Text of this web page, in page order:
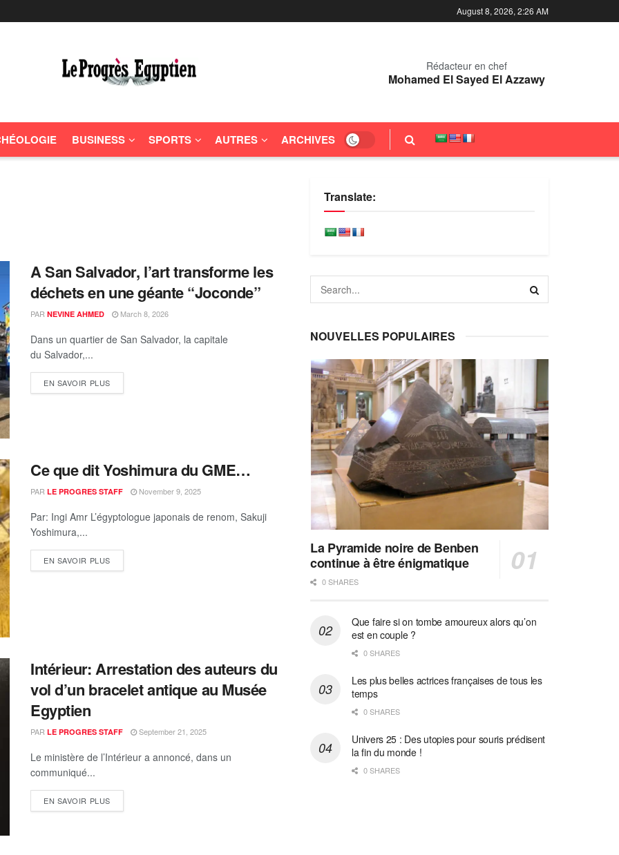
August 8, 2026, 2:26 AM
Rédacteur en chef
Mohamed El Sayed El Azzawy
BUSINESS SPORTS AUTRES ARCHIVES
A San Salvador, l’art transforme les
déchets en une géante “Joconde”
PAR NEVINE AHMED March 8, 2026
Dans un quartier de San Salvador, la capitale
du Salvador,...
EN SAVOIR PLUS
Ce que dit Yoshimura du GME…
PAR LE PROGRES STAFF November 9, 2025
Par: Ingi Amr L’égyptologue japonais de renom, Sakuji
Yoshimura,...
EN SAVOIR PLUS
Intérieur: Arrestation des auteurs du
vol d’un bracelet antique au Musée
Egyptien
PAR LE PROGRES STAFF September 21, 2025
Le ministère de l’Intérieur a annoncé, dans un
communiqué...
EN SAVOIR PLUS
Translate:
NOUVELLES POPULAIRES
La Pyramide noire de Benben
continue à être énigmatique
0 SHARES
Que faire si on tombe amoureux alors qu’on
est en couple ?
0 SHARES
Les plus belles actrices françaises de tous les
temps
0 SHARES
Univers 25 : Des utopies pour souris prédisent
la fin du monde !
0 SHARES